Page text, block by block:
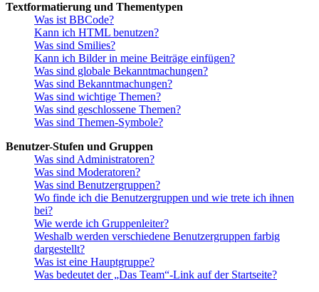
Textformatierung und Thementypen
Was ist BBCode?
Kann ich HTML benutzen?
Was sind Smilies?
Kann ich Bilder in meine Beiträge einfügen?
Was sind globale Bekanntmachungen?
Was sind Bekanntmachungen?
Was sind wichtige Themen?
Was sind geschlossene Themen?
Was sind Themen-Symbole?
Benutzer-Stufen und Gruppen
Was sind Administratoren?
Was sind Moderatoren?
Was sind Benutzergruppen?
Wo finde ich die Benutzergruppen und wie trete ich ihnen
bei?
Wie werde ich Gruppenleiter?
Weshalb werden verschiedene Benutzergruppen farbig
dargestellt?
Was ist eine Hauptgruppe?
Was bedeutet der „Das Team“-Link auf der Startseite?